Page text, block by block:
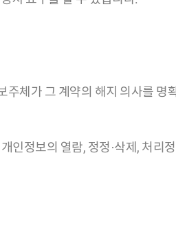
체가 그 계약의 해지 의사를 명
인정보의 열람, 정정·삭제, 처리